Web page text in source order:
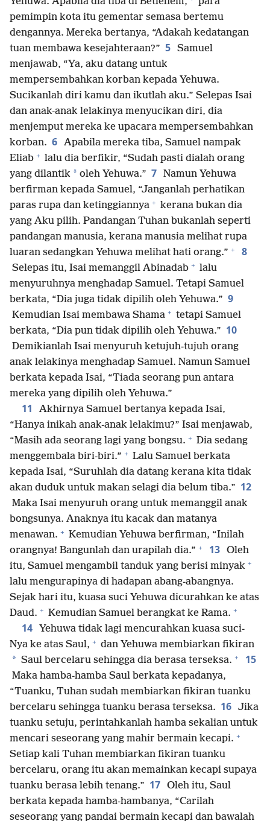
pemimpin kota itu gementar semasa bertemu
dengannya. Mereka bertanya, “Adakah kedatangan
tuan membawa kesejahteraan?” 5 Samuel
menjawab, “Ya, aku datang untuk
mempersembahkan korban kepada Yehuwa.
Sucikanlah diri kamu dan ikutlah aku.” Selepas Isai
dan anak-anak lelakinya menyucikan diri, dia
menjemput mereka ke upacara mempersembahkan
korban. 6 Apabila mereka tiba, Samuel nampak
Eliab + lalu dia berfikir, “Sudah pasti dialah orang
yang dilantik * oleh Yehuwa.” 7 Namun Yehuwa
berfirman kepada Samuel, “Janganlah perhatikan
paras rupa dan ketinggiannya + kerana bukan dia
yang Aku pilih. Pandangan Tuhan bukanlah seperti
pandangan manusia, kerana manusia melihat rupa
luaran sedangkan Yehuwa melihat hati orang.” + 8
Selepas itu, Isai memanggil Abinadab + lalu
menyuruhnya menghadap Samuel. Tetapi Samuel
berkata, “Dia juga tidak dipilih oleh Yehuwa.” 9
Kemudian Isai membawa Shama + tetapi Samuel
berkata, “Dia pun tidak dipilih oleh Yehuwa.” 10
Demikianlah Isai menyuruh ketujuh-tujuh orang
anak lelakinya menghadap Samuel. Namun Samuel
berkata kepada Isai, “Tiada seorang pun antara
mereka yang dipilih oleh Yehuwa.”
11
Akhirnya Samuel bertanya kepada Isai,
“Hanya inikah anak-anak lelakimu?” Isai menjawab,
“Masih ada seorang lagi yang bongsu. + Dia sedang
menggembala biri-biri.” + Lalu Samuel berkata
kepada Isai, “Suruhlah dia datang kerana kita tidak
akan duduk untuk makan selagi dia belum tiba.” 12
Maka Isai menyuruh orang untuk memanggil anak
bongsunya. Anaknya itu kacak dan matanya
menawan. + Kemudian Yehuwa berfirman, “Inilah
orangnya! Bangunlah dan urapilah dia.” + 13 Oleh
itu, Samuel mengambil tanduk yang berisi minyak +
lalu mengurapinya di hadapan abang-abangnya.
Sejak hari itu, kuasa suci Yehuwa dicurahkan ke atas
Daud. + Kemudian Samuel berangkat ke Rama. +
14
Yehuwa tidak lagi mencurahkan kuasa suci-
Nya ke atas Saul, + dan Yehuwa membiarkan fikiran
* Saul bercelaru sehingga dia berasa terseksa. + 15
Maka hamba-hamba Saul berkata kepadanya,
“Tuanku, Tuhan sudah membiarkan fikiran tuanku
bercelaru sehingga tuanku berasa terseksa. 16 Jika
tuanku setuju, perintahkanlah hamba sekalian untuk
mencari seseorang yang mahir bermain kecapi. +
Setiap kali Tuhan membiarkan fikiran tuanku
bercelaru, orang itu akan memainkan kecapi supaya
tuanku berasa lebih tenang.” 17 Oleh itu, Saul
berkata kepada hamba-hambanya, “Carilah
seseorang yang pandai bermain kecapi dan bawalah